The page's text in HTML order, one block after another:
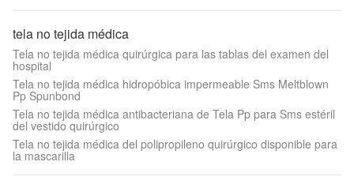
tela no tejida médica
Tela no tejida médica quirúrgica para las tablas del examen del
hospital
Tela no tejida médica hidropóbica impermeable Sms Meltblown
Pp Spunbond
Tela no tejida médica antibacteriana de Tela Pp para Sms estéril
del vestido quirúrgico
Tela no tejida médica del polipropileno quirúrgico disponible para
la mascarilla